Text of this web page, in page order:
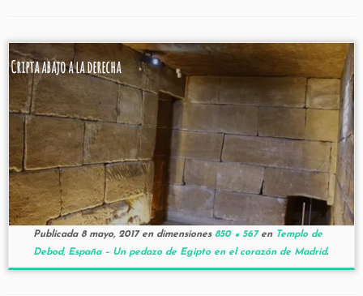
Cripta abajo a la derecha
Publicada 8 mayo, 2017en dimensiones850 × 567enTemplo de
Debod, España – Un pedazo de Egipto en el corazón de Madrid.